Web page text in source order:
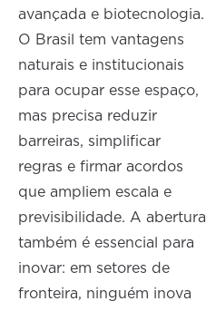
avançada e biotecnologia.
O Brasil tem vantagens
naturais e institucionais
para ocupar esse espaço,
mas precisa reduzir
barreiras, simplificar
regras e firmar acordos
que ampliem escala e
previsibilidade. A abertura
também é essencial para
inovar: em setores de
fronteira, ninguém inova